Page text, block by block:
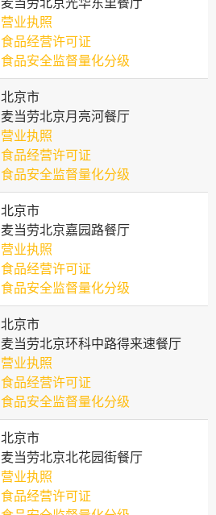
营业执照
食品经营许可证
食品安全监督量化分级
北京市
麦当劳北京月亮河餐厅
营业执照
食品经营许可证
食品安全监督量化分级
北京市
麦当劳北京嘉园路餐厅
营业执照
食品经营许可证
食品安全监督量化分级
北京市
麦当劳北京环科中路得来速餐厅
营业执照
食品经营许可证
食品安全监督量化分级
北京市
麦当劳北京北花园街餐厅
营业执照
食品经营许可证